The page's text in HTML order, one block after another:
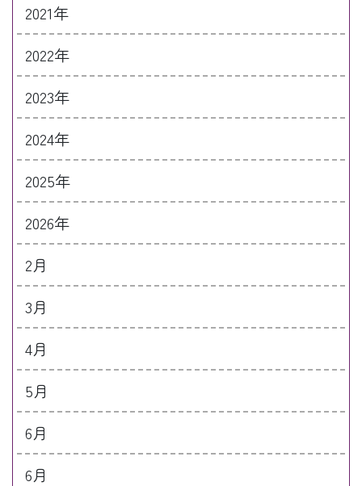
2021年
2022年
2023年
2024年
2025年
2026年
2月
3月
4月
5月
6月
6月